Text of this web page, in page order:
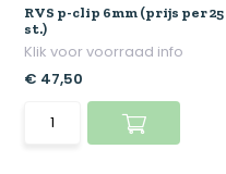
RVS p-clip 6mm (prijs per 25
st.)
Klik voor voorraad info
€ 47,50